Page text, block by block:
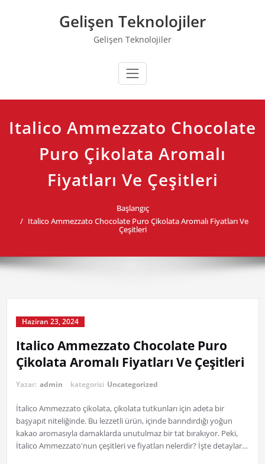
Gelişen Teknolojiler
Gelişen Teknolojiler
Italico Ammezzato Chocolate
Puro Çikolata Aromalı
Fiyatları Ve Çeşitleri
Başlangıç
Italico Ammezzato Chocolate Puro Çikolata Aromalı Fiyatları Ve
Çeşitleri
Haziran 23, 2024
Italico Ammezzato Chocolate Puro
Çikolata Aromalı Fiyatları Ve Çeşitleri
Yazar: admin kategorisi Uncategorized
İtalico Ammezzato çikolata, çikolata tutkunları için adeta bir
başyapıt niteliğinde. Bu lezzetli ürün, içinde barındırdığı yoğun
kakao aromasıyla damaklarda unutulmaz bir tat bırakıyor. Peki,
İtalico Ammezzato'nun çeşitleri ve fiyatları nelerdir? İşte detaylar…